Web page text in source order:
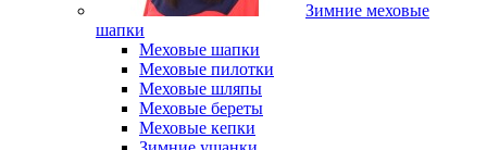
Зимние меховые
шапки
Меховые шапки
Меховые пилотки
Меховые шляпы
Меховые береты
Меховые кепки